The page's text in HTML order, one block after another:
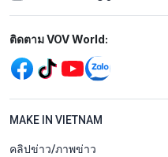
Mạng xã hội
ติดตาม VOV World:
menu footer
MAKE IN VIETNAM
คลิปข่าว/ภาพข่าว